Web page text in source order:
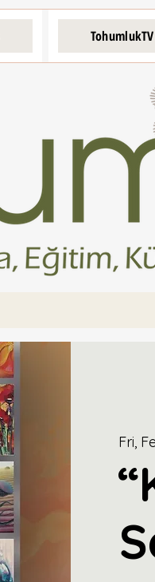
TohumlukTV
Fri,